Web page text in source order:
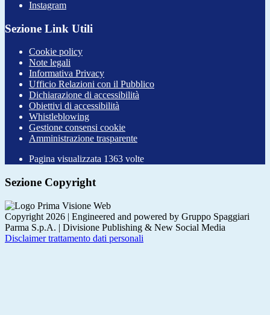
Instagram
Sezione Link Utili
Cookie policy
Note legali
Informativa Privacy
Ufficio Relazioni con il Pubblico
Dichiarazione di accessibilità
Obiettivi di accessibilità
Whistleblowing
Gestione consensi cookie
Amministrazione trasparente
Pagina visualizzata 1363 volte
Sezione Copyright
Copyright 2026 | Engineered and powered by Gruppo Spaggiari
Parma S.p.A. | Divisione Publishing & New Social Media
Disclaimer trattamento dati personali